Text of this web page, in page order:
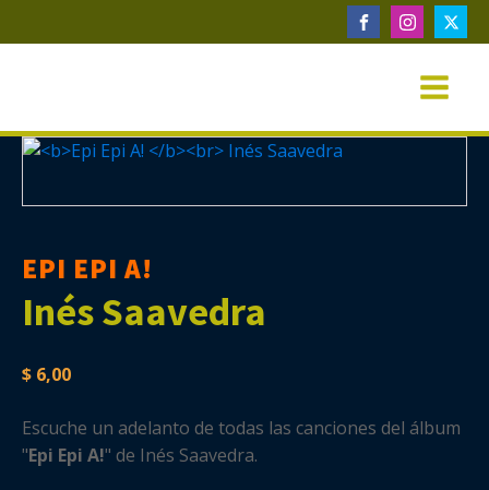
EPI EPI A!
Inés Saavedra
$ 6,00
Escuche un adelanto de todas las canciones del álbum
"Epi Epi A!" de Inés Saavedra.